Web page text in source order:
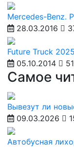
Mercedes-Benz.
28.03.2016
Future Truck
05.10.2014
Самое
Вывезут ли
09.03.2026
Автобусная